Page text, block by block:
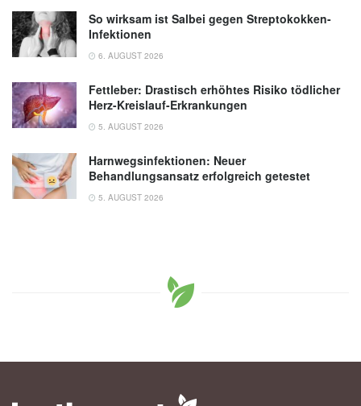
So wirksam ist Salbei gegen Streptokokken-
Infektionen
6. AUGUST 2026
Fettleber: Drastisch erhöhtes Risiko tödlicher
Herz-Kreislauf-Erkrankungen
5. AUGUST 2026
Harnwegsinfektionen: Neuer
Behandlungsansatz erfolgreich getestet
5. AUGUST 2026